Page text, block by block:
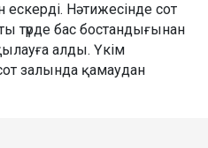
ескерді. Нәтижесінде сот
түрде бас бостандығынан
алды. Үкім
залында қамаудан